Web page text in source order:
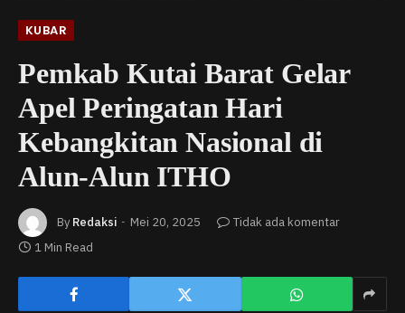
KUBAR
Pemkab Kutai Barat Gelar
Apel Peringatan Hari
Kebangkitan Nasional di
Alun-Alun ITHO
By Redaksi Mei 20, 2025
Tidak ada komentar
1 Min Read